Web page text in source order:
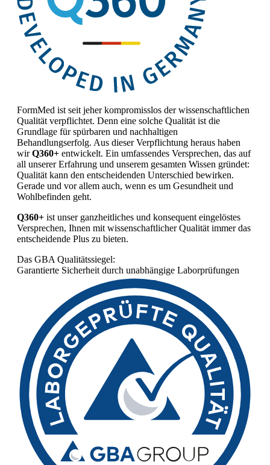
FormMed ist seit jeher kompromisslos der wissenschaftlichen
Qualität verpflichtet. Denn eine solche Qualität ist die
Grundlage für spürbaren und nachhaltigen
Behandlungserfolg. Aus dieser Verpflichtung heraus haben
wirQ360+ entwickelt. Ein umfassendes Versprechen, das auf
all unserer Erfahrung und unserem gesamten Wissen gründet:
Qualität kann den entscheidenden Unterschied bewirken.
Gerade und vor allem auch, wenn es um Gesundheit und
Wohlbefinden geht.
Q360+ ist unser ganzheitliches und konsequent eingelöstes
Versprechen, Ihnen mit wissenschaftlicher Qualität immer das
entscheidende Plus zu bieten.
Das GBA Qualitätssiegel:
Garantierte Sicherheit durch unabhängige Laborprüfungen